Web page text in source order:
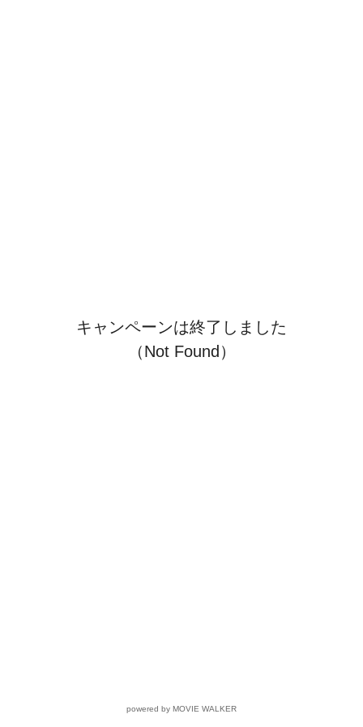
キャンペーンは終了しました
（Not Found）
powered by MOVIE WALKER